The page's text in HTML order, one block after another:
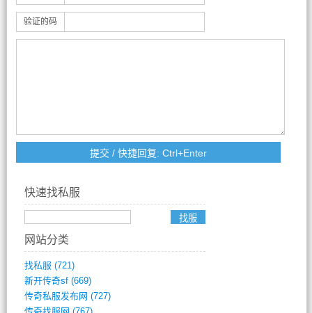
验证的码
快速找私服
网站分类
找私服 (721)
新开传奇sf(669)
传奇私服发布网 (727)